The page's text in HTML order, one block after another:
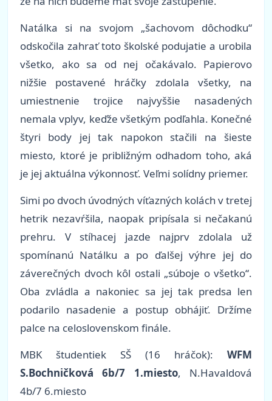
Natálka si na svojom „šachovom dôchodku“
odskočila zahrať toto školské podujatie a urobila
všetko, ako sa od nej očakávalo. Papierovo
nižšie postavené hráčky zdolala všetky, na
umiestnenie trojice najvyššie nasadených
nemala vplyv, keďže všetkým podľahla. Konečné
štyri body jej tak napokon stačili na šieste
miesto, ktoré je približným odhadom toho, aká
je jej aktuálna výkonnosť. Veľmi solídny priemer.
Simi po dvoch úvodných víťazných kolách v tretej
hetrik nezavŕšila, naopak pripísala si nečakanú
prehru. V stíhacej jazde najprv zdolala už
spomínanú Natálku a po ďalšej výhre jej do
záverečných dvoch kôl ostali „súboje o všetko“.
Oba zvládla a nakoniec sa jej tak predsa len
podarilo nasadenie a postup obhájiť. Držíme
palce na celoslovenskom finále.
MBK študentiek SŠ (16 hráčok): WFM
S.Bochničková 6b/7 1.miesto, N.Havaldová
4b/7 6.miesto